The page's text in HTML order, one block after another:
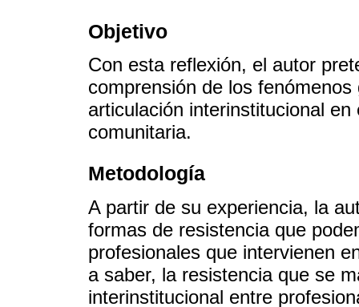
Objetivo
Con esta reflexión, el autor
comprensión de los
articulación interinstitucional
comunitaria.
Metodología
A partir de su experiencia, la
formas de resistencia que
profesionales que intervienen
a saber, la resistencia que se
interinstitucional entre